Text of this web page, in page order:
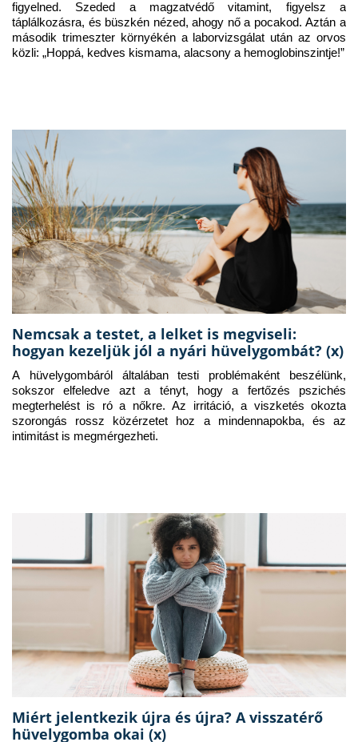
figyelned. Szeded a magzatvédő vitamint, figyelsz a
táplálkozásra, és büszkén nézed, ahogy nő a pocakod. Aztán a
második trimeszter környékén a laborvizsgálat után az orvos
közli: „Hoppá, kedves kismama, alacsony a hemoglobinszintje!”
Nemcsak a testet, a lelket is megviseli:
hogyan kezeljük jól a nyári hüvelygombát? (x)
A hüvelygombáról általában testi problémaként beszélünk,
sokszor elfeledve azt a tényt, hogy a fertőzés pszichés
megterhelést is ró a nőkre. Az irritáció, a viszketés okozta
szorongás rossz közérzetet hoz a mindennapokba, és az
intimitást is megmérgezheti.
Miért jelentkezik újra és újra? A visszatérő
hüvelygomba okai (x)